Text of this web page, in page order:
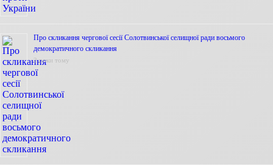
Про скликання чергової сесії Солотвинської селищної ради восьмого
демократичного скликання
2 роки тому